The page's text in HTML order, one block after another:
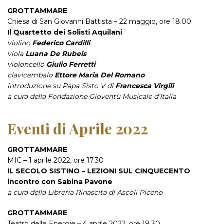
GROTTAMMARE
Chiesa di San Giovanni Battista – 22 maggio, ore 18.00
Il Quartetto dei Solisti Aquilani
violino Federico Cardilli
viola Luana De Rubeis
violoncelloGiulio Ferretti
clavicembalo Ettore Maria Del Romano
introduzione su Papa Sisto V di Francesca Virgili
a cura della Fondazione Gioventù Musicale d’Italia
Eventi di Aprile 2022
GROTTAMMARE
MIC – 1 aprile 2022, ore 17.30
IL SECOLO SISTINO – LEZIONI SUL CINQUECENTO
incontro con Sabina Pavone
a cura della Libreria Rinascita di Ascoli Piceno
GROTTAMMARE